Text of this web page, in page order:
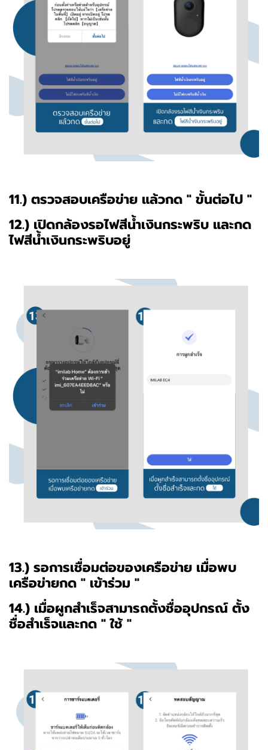
11.) ตรวจสอบเครือข่าย แล้วกด " ขั้นต่อไป "
12.) เปิดกล้องรอไฟสีน้ำเงินกระพริบ และกด
ไฟสีน้ำเงินกระพริบอยู่
13.) รอการเชื่อมต่อของเครือข่าย เมื่อพบ
เครือข่ายกด " เข้าร่วม "
14.) เมื่อผูกสำเร็จสามารถตั้งชื่ออุปกรณ์ ตั้ง
ชื่อสำเร็จและกด " ใช้ "